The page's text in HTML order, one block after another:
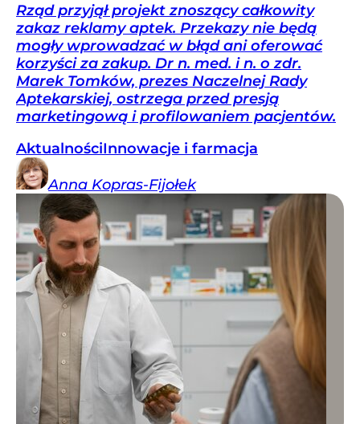
Rząd przyjął projekt znoszący całkowity
zakaz reklamy aptek. Przekazy nie będą
mogły wprowadzać w błąd ani oferować
korzyści za zakup. Dr n. med. i n. o zdr.
Marek Tomków, prezes Naczelnej Rady
Aptekarskiej, ostrzega przed presją
marketingową i profilowaniem pacjentów.
AktualnościInnowacje i farmacja
Anna Kopras-Fijołek